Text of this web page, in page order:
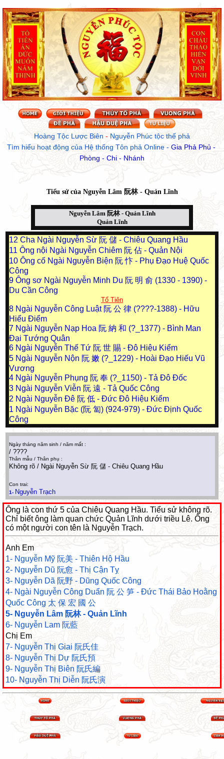
Hoàng Tộc Lược Biên - Nguyễn Phúc tộc thế phả
Tìm hiểu hoạt động của Hệ thống Tôn phả Online - Gia Phả Phủ -
Phòng - Chi - Nhánh
Tiểu sử của Nguyễn Lâm 阮林 - Quản Lĩnh
Nguyễn Lâm 阮林 - Quản Lĩnh
Quản Lĩnh
12 Cha Ngài Nguyễn Sừ 阮 儲 - Chiêu Quang Hầu
11 Ông nội Ngài Nguyễn Chiêm 阮 佔 - Quản Nội
10 Ông cố Ngài Nguyễn Biện 阮 忭 - Phụ Đạo Huệ Quốc
Công
9 Ông sơ Ngài Nguyễn Minh Du 阮 明 俞 (1330 - 1390) -
Du Cần Công
Tổ Tiên
8 Ngài Nguyễn Công Luật 阮 公 律 (????-1388) - Hữu
Hiểu Điểm
7 Ngài Nguyễn Nạp Hoa 阮 納 和 (?_1377) - Bình Man
Đại Tướng Quân
6 Ngài Nguyễn Thế Tứ 阮 世 賜 - Đô Hiệu Kiểm
5 Ngài Nguyễn Nộn 阮 嫩 (?_1229) - Hoài Đạo Hiếu Vũ
Vương
4 Ngài Nguyễn Phụng 阮 奉 (?_1150) - Tả Đô Đốc
3 Ngài Nguyễn Viễn 阮 遠 - Tả Quốc Công
2 Ngài Nguyễn Đê 阮 低 - Đức Đô Hiệu Kiểm
1 Ngài Nguyễn Bặc (阮 匐) (924-979) - Đức Định Quốc
Công
Ngày tháng năm sinh / năm mất :
/ ????
Thân mẫu / Thân phụ :
Không rõ / Ngài Nguyễn Sừ 阮 儲 - Chiêu Quang Hầu
Con trai:
1- Nguyễn Trạch
Ông là con thứ 5 của Chiêu Quang Hầu. Tiểu sử không rõ.
Chỉ biết ông làm quan chức Quản Lĩnh dưới triều Lê. Ông
có một người con tên là Nguyễn Trạch.
Anh Em
1- Nguyễn Mỹ 阮美 - Thiên Hộ Hầu
2- Nguyễn Dũ 阮愈 - Thị Cận Tỵ
3- Nguyễn Dã 阮野 - Dũng Quốc Công
4- Ngài Nguyễn Công Duẩn 阮 公 笋 - Đức Thái Bảo Hoằng
Quốc Công 太 保 宏 國 公
5- Nguyễn Lâm 阮林 - Quản Lĩnh
6- Nguyễn Lam 阮藍
Chị Em
7- Nguyễn Thị Giai 阮氏佳
8- Nguyễn Thị Dự 阮氏預
9- Nguyễn Thị Biên 阮氏編
10- Nguyễn Thị Diễn 阮氏演